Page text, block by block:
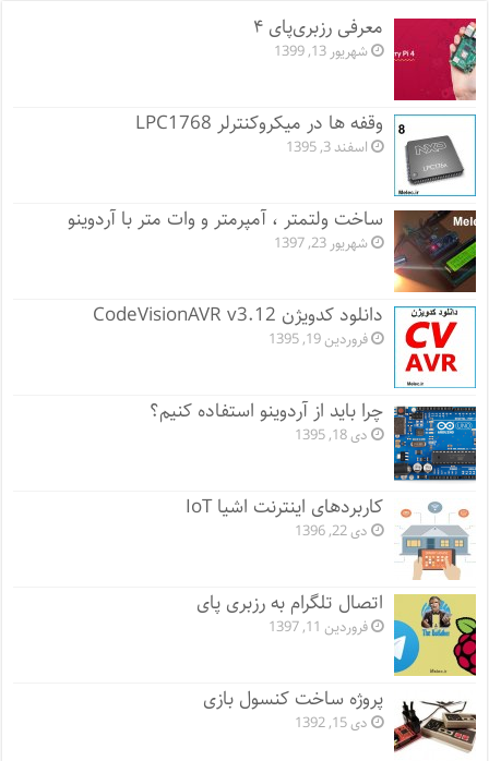
معرفی رزبری‌پای ۴
شهریور 13, 1399
وقفه ها در میکروکنترلر LPC1768
اسفند 3, 1395
ساخت ولتمتر ، آمپرمتر و وات متر با آردوینو
شهریور 23, 1397
دانلود کدویژن CodeVisionAVR v3.12
فروردین 19, 1395
چرا باید از آردوینو استفاده کنیم؟
دی 18, 1395
کاربردهای اینترنت اشیا IoT
دی 22, 1396
اتصال تلگرام به رزبری پای
فروردین 11, 1397
پروژه ساخت کنسول بازی
دی 15, 1392